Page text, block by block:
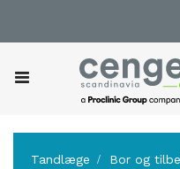
Tandlæge Bor og